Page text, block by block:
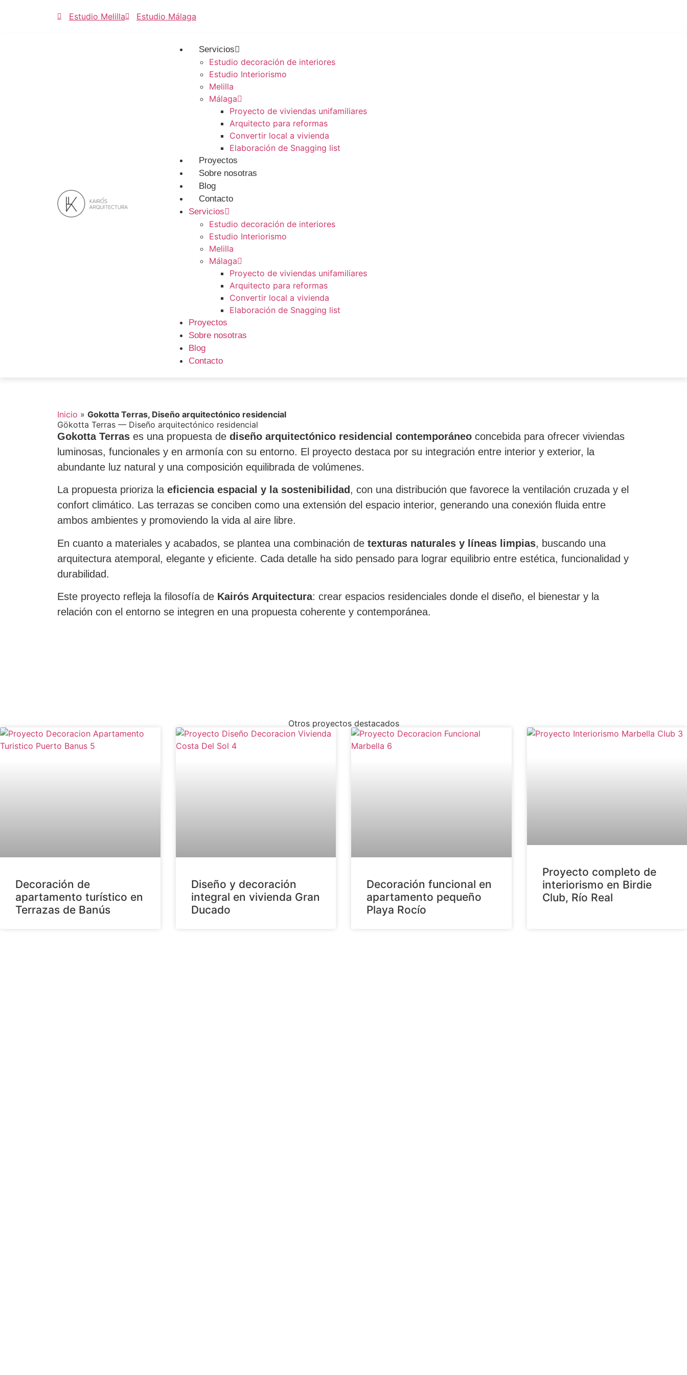
Estudio Melilla Estudio Málaga
Servicios
Estudio decoración de interiores
Estudio Interiorismo
Melilla
Málaga
Proyecto de viviendas unifamiliares
Arquitecto para reformas
Convertir local a vivienda
Elaboración de Snagging list
Proyectos
Sobre nosotras
Blog
Contacto
Servicios
Estudio decoración de interiores
Estudio Interiorismo
Melilla
Málaga
Proyecto de viviendas unifamiliares
Arquitecto para reformas
Convertir local a vivienda
Elaboración de Snagging list
Proyectos
Sobre nosotras
Blog
Contacto
Inicio » Gokotta Terras, Diseño arquitectónico residencial
Gökotta Terras — Diseño arquitectónico residencial
Gokotta Terras es una propuesta de diseño arquitectónico residencial contemporáneo concebida para ofrecer viviendas
luminosas, funcionales y en armonía con su entorno. El proyecto destaca por su integración entre interior y exterior, la
abundante luz natural y una composición equilibrada de volúmenes.
La propuesta prioriza la eficiencia espacial y la sostenibilidad , con una distribución que favorece la ventilación cruzada y el
confort climático. Las terrazas se conciben como una extensión del espacio interior, generando una conexión fluida entre
ambos ambientes y promoviendo la vida al aire libre.
En cuanto a materiales y acabados, se plantea una combinación de texturas naturales y líneas limpias, buscando una
arquitectura atemporal, elegante y eficiente. Cada detalle ha sido pensado para lograr equilibrio entre estética, funcionalidad y
durabilidad.
Este proyecto refleja la filosofía de Kairós Arquitectura: crear espacios residenciales donde el diseño, el bienestar y la
relación con el entorno se integren en una propuesta coherente y contemporánea.
Otros proyectos destacados
Decoración de
apartamento turístico en
Terrazas de Banús
Diseño y decoración
integral en vivienda Gran
Ducado
Decoración funcional en
apartamento pequeño
Playa Rocío
Proyecto completo de
interiorismo en Birdie
Club, Río Real